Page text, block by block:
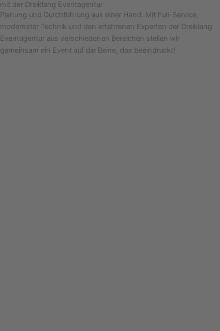
mit der Dreiklang Eventagentur
Planung und Durchführung aus einer Hand. Mit Full-Service,
modernster Technik und den erfahrenen Experten der Dreiklang
Eventagentur aus verschiedenen Bereichen stellen wir
gemeinsam ein Event auf die Beine, das beeindruckt!